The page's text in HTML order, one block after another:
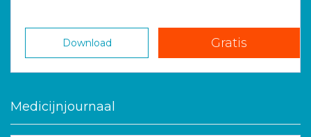
Download Gratis
Medicijnjournaal